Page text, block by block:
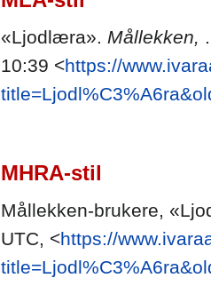
«Ljodlæra». Mållekken,
10:39 <https://
MHRA-stil
Mållekken-brukere,
UTC, <https://